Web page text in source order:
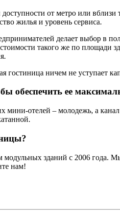
от метро или
жилья и уровень сервиса.
делает выбор в
такого же по площади
гостиница ничем не уступает
обеспечить ее
мини-отелей – молодежь, а
зданий с 2006 года.
нам!